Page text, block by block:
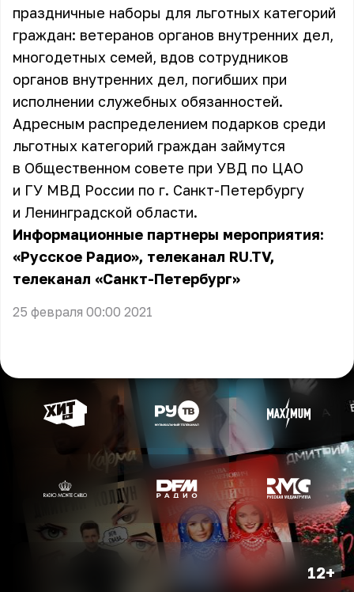
праздничные наборы для льготных категорий
граждан: ветеранов органов внутренних дел,
многодетных семей, вдов сотрудников
органов внутренних дел, погибших при
исполнении служебных обязанностей.
Адресным распределением подарков среди
льготных категорий граждан займутся
в Общественном совете при УВД по ЦАО
и ГУ МВД России по г. Санкт-Петербургу
и Ленинградской области.
Информационные партнеры мероприятия:
«Русское Радио», телеканал RU.TV,
телеканал «Санкт-Петербург»
25 февраля 00:00 2021
12+